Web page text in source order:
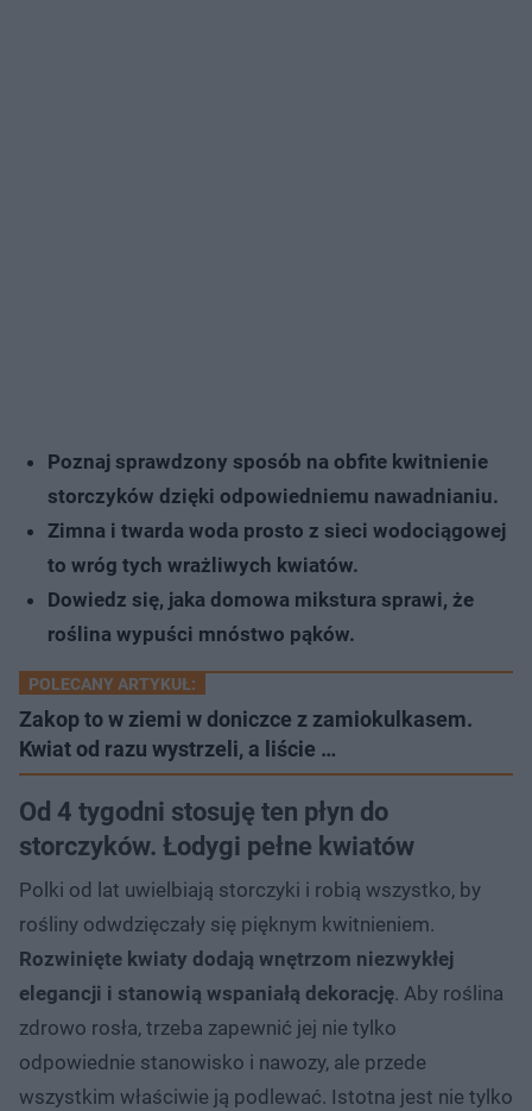
Poznaj sprawdzony sposób na obfite kwitnienie
storczyków dzięki odpowiedniemu nawadnianiu.
Zimna i twarda woda prosto z sieci wodociągowej
to wróg tych wrażliwych kwiatów.
Dowiedz się, jaka domowa mikstura sprawi, że
roślina wypuści mnóstwo pąków.
POLECANY ARTYKUŁ:
Zakop to w ziemi w doniczce z zamiokulkasem.
Kwiat od razu wystrzeli, a liście …
Od 4 tygodni stosuję ten płyn do
storczyków. Łodygi pełne kwiatów
Polki od lat uwielbiają storczyki i robią wszystko, by
rośliny odwdzięczały się pięknym kwitnieniem.
Rozwinięte kwiaty dodają wnętrzom niezwykłej
elegancji i stanowią wspaniałą dekorację. Aby roślina
zdrowo rosła, trzeba zapewnić jej nie tylko
odpowiednie stanowisko i nawozy, ale przede
wszystkim właściwie ją podlewać. Istotna jest nie tylko